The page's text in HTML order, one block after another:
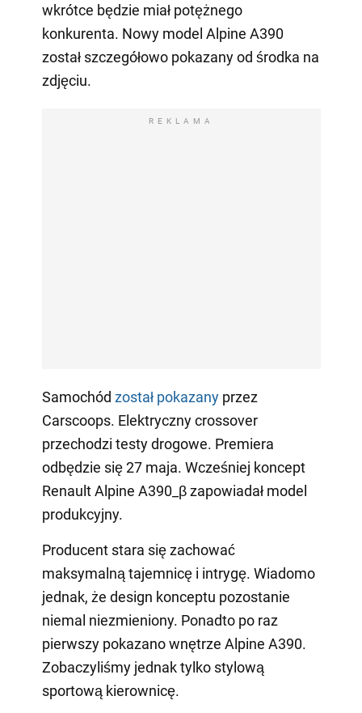
wkrótce będzie miał potężnego
konkurenta. Nowy model Alpine A390
został szczegółowo pokazany od środka na
zdjęciu.
REKLAMA
Samochód został pokazanyprzez
Carscoops. Elektryczny crossover
przechodzi testy drogowe. Premiera
odbędzie się 27 maja. Wcześniej koncept
Renault Alpine A390_β zapowiadał model
produkcyjny.
Producent stara się zachować
maksymalną tajemnicę i intrygę. Wiadomo
jednak, że design konceptu pozostanie
niemal niezmieniony. Ponadto po raz
pierwszy pokazano wnętrze Alpine A390.
Zobaczyliśmy jednak tylko stylową
sportową kierownicę.